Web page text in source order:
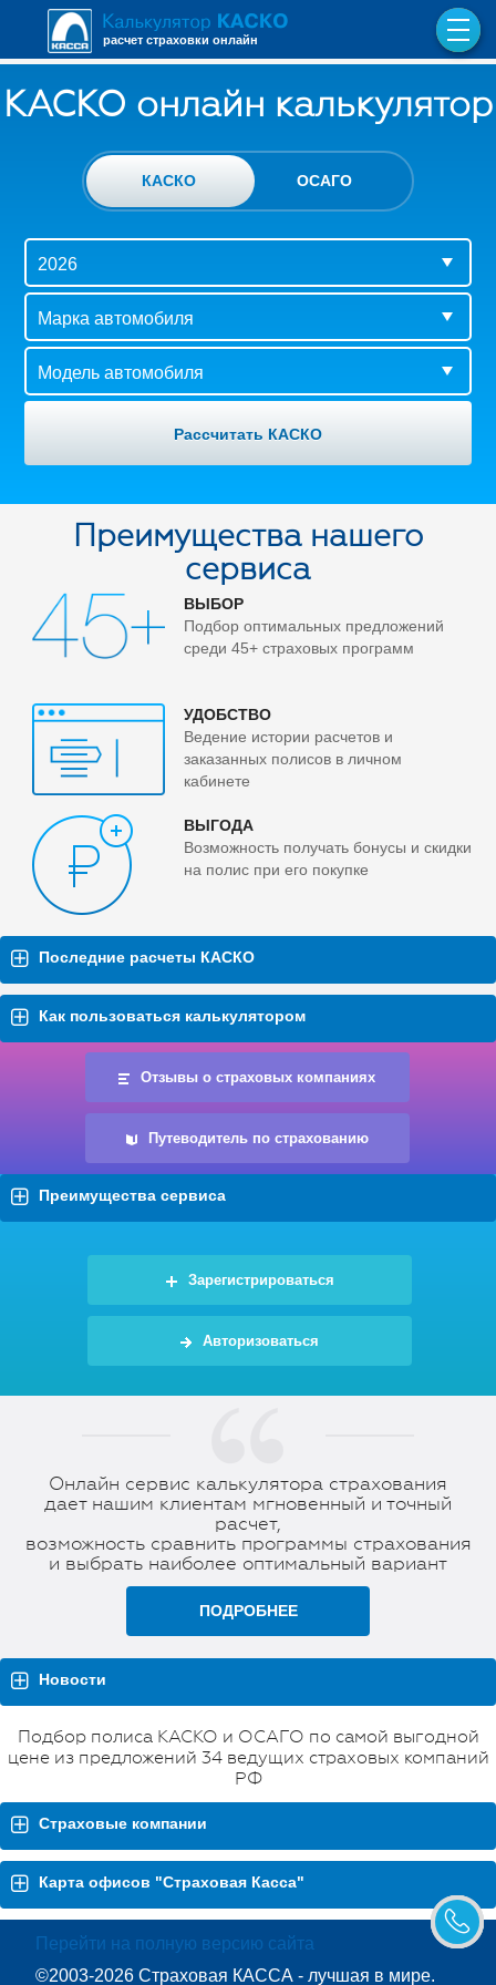
расчет страховки онлайн
КАСКО онлайн калькулятор
КАСКО ОСАГО
Преимущества нашего
сервиса
ВЫБОР
Подбор оптимальных предложений
среди 45+ страховых программ
УДОБСТВО
Ведение истории расчетов и
заказанных полисов в личном
кабинете
ВЫГОДА
Возможность получать бонусы и скидки
на полис при его покупке
Последние расчеты КАСКО
Как пользоваться калькулятором
Отзывы о страховых компаниях
Путеводитель по страхованию
Преимущества сервиса
Зарегистрироваться
Авторизоваться
Онлайн сервис калькулятора страхования
дает нашим клиентам мгновенный и точный
расчет,
возможность сравнить программы страхования
и выбрать наиболее оптимальный вариант
ПОДРОБНЕЕ
Новости
Подбор полиса КАСКО и ОСАГО по самой выгодной
цене из предложений 34 ведущих страховых компаний
РФ
Страховые компании
Карта офисов "Страховая Касса"
Перейти на полную версию сайта
©2003-2026 Страховая КАССА - лучшая в мире.